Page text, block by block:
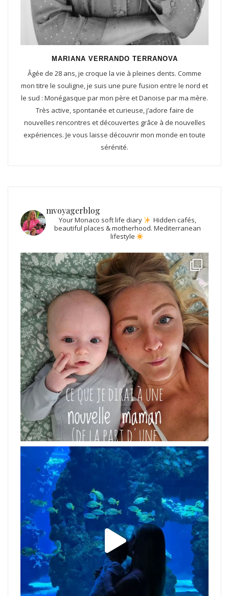
MARIANA VERRANDO TERRANOVA
Âgée de 28 ans, je croque la vie à pleines dents. Comme
mon titre le souligne, je suis une pure fusion entre le nord et
le sud : Monégasque par mon père et Danoise par ma mère.
Très active, spontanée et curieuse, j’adore faire de
nouvelles rencontres et découvertes grâce à de nouvelles
expériences. Je vous laisse découvrir mon monde en toute
sérénité.
mvoyagerblog
Your Monaco soft life diary
Hidden cafés,
beautiful places & motherhood. Mediterranean
lifestyle